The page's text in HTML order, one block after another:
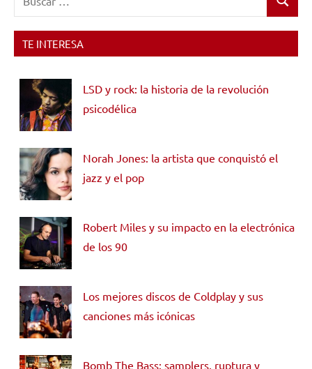
Buscar
TE INTERESA
LSD y rock: la historia de la revolución
psicodélica
Norah Jones: la artista que conquistó el
jazz y el pop
Robert Miles y su impacto en la electrónica
de los 90
Los mejores discos de Coldplay y sus
canciones más icónicas
Bomb The Bass: samplers, ruptura y